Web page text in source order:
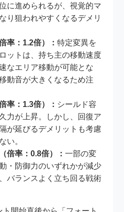
に進められるが、視覚的マ
り狙われやすくなるデメリ
率：1.2倍）：特定変異を
ットは、持ち主の移動速度
なエリア移動が可能とな
動音が大きくなるため注
率：1.3倍）： シールド容
力が上昇。しかし、回復ア
が延びるデメリットも考慮
い。
倍率：0.8倍）：一部の変
・防御力のいずれかが減少
バランスよく立ち回る戦術